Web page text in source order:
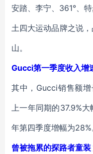
安踏、李宁、361°、
土四大运动品牌之说
山。
Gucci第一季度收入增
其中，Gucci销售额
上一年同期的37.9%
年第四季度增幅为28%
曾被拖累的探路者童